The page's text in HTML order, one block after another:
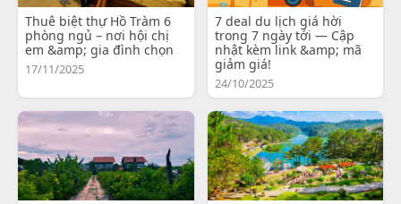
Thuê biệt thự Hồ Tràm 6
phòng ngủ – nơi hội chị
em &amp; gia đình chọn
17/11/2025
7 deal du lịch giá hời
trong 7 ngày tới — Cập
nhật kèm link &amp; mã
giảm giá!
24/10/2025